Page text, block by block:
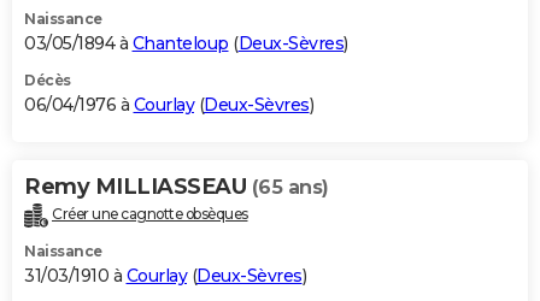
Naissance
03/05/1894 à Chanteloup (Deux-Sèvres)
Décès
06/04/1976 à Courlay(Deux-Sèvres)
Remy MILLIASSEAU (65 ans)
Créer une cagnotte obsèques
Naissance
31/03/1910 à Courlay(Deux-Sèvres)